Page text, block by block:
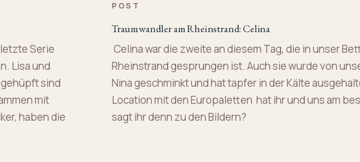
Serie
Lisa und
sind
mit
haben die
POST
Traumwandler am Rheinstrand: Celina
Celina war die zweite an diesem Tag, die in unser
Rheinstrand gesprungen ist. Auch sie wurde von
Nina geschminkt und hat tapfer in der Kälte
Location mit den Europaletten hat ihr und uns am
sagt ihr denn zu den Bildern?